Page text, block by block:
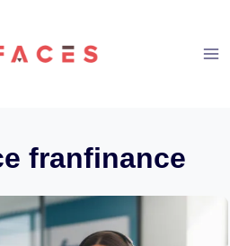
franfinance